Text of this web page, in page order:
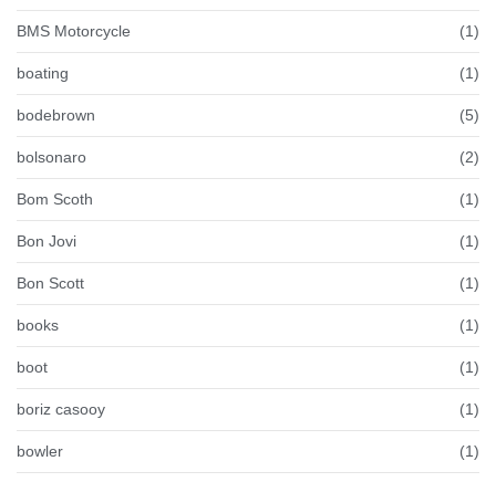
BMS Motorcycle (1)
boating (1)
bodebrown (5)
bolsonaro (2)
Bom Scoth (1)
Bon Jovi (1)
Bon Scott (1)
books (1)
boot (1)
boriz casooy (1)
bowler (1)